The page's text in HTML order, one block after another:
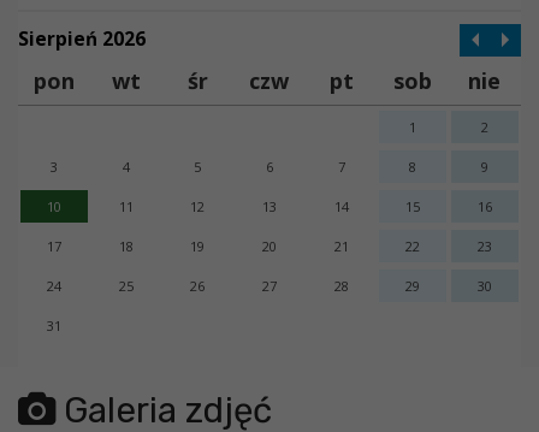
Sierpień 2026
pon wt śr czw pt sob nie
1 2
3 4 5 6 7 8 9
10 11 12 13 14 15 16
17 18 19 20 21 22 23
24 25 26 27 28 29 30
31
error getting json:
Galeria zdjęć